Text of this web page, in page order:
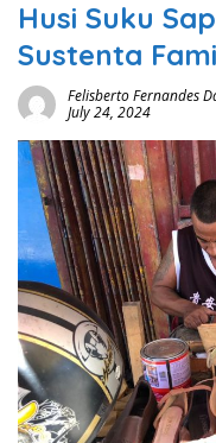
Husi Suku
Sustenta
Felisberto Fernandes
July 24, 2024